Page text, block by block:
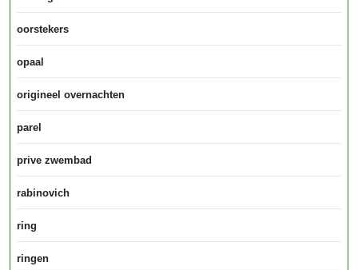
oorstekers
opaal
origineel overnachten
parel
prive zwembad
rabinovich
ring
ringen